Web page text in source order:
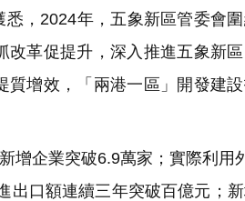
，2024年，五象新區管委會
革促提升，深入推進五象新
增效，「兩港一區」開發建
增企業突破6.9萬家；實際利用
口額連續三年突破百億元；新